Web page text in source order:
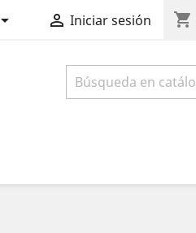
 Iniciar sesión shopping_cart